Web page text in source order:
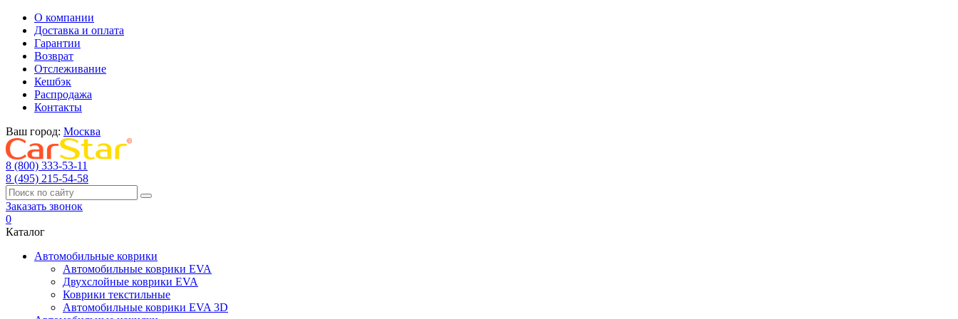
О компании
Доставка и оплата
Гарантии
Возврат
Отслеживание
Кешбэк
Распродажа
Контакты
Ваш город: Москва
8 (800) 333-53-11
8 (495) 215-54-58
Заказать звонок
0
Каталог
Автомобильные коврики
Автомобильные коврики EVA
Двухслойные коврики EVA
Коврики текстильные
Автомобильные коврики EVA 3D